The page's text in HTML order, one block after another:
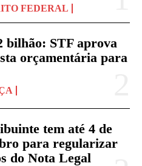
FEDERAL
bilhão: STF aprova
orçamentária para
tem até 4 de
para regularizar
do Nota Legal